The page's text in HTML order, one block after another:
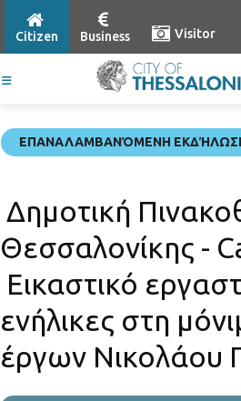
Citizen Business Visitor
ΕΠΑΝΑΛΑΜΒΑΝΌΜΕΝΗ
Δημοτική
Θεσσαλονίκης -
Εικαστικό
ενήλικες στη
έργων Νικολάου